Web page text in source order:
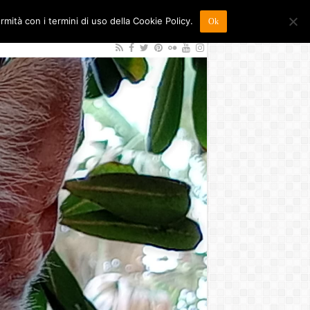
Sostienici Contatti
con i termini di uso della Cookie Policy. Ok